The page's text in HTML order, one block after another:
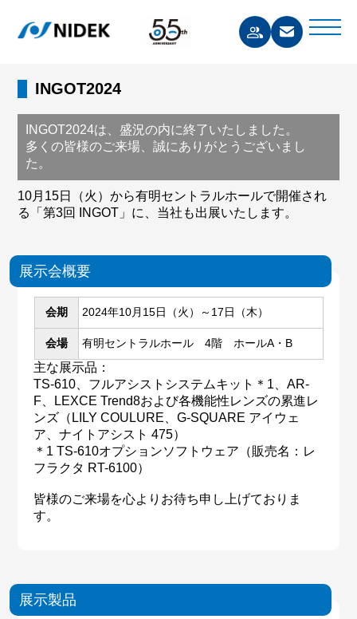
INGOT2024
INGOT2024は、盛況の内に終了いたしました。
多くの皆様のご来場、誠にありがとうございまし
た。
10月15日（火）から有明セントラルホールで開催され
る「第3回 INGOT」に、当社も出展いたします。
展示会概要
会期 2024年10月15日（火）～17日（木）
会場 有明セントラルホール 4階 ホールA・B
主な展示品：
TS-610、フルアシストシステムキット＊1、AR-
F、LEXCE Trend8および各機能性レンズの累進レ
ンズ（LILY COULURE、G-SQUARE アイウェ
ア、ナイトアシスト 475）
＊1 TS-610オプションソフトウェア（販売名：レ
フラクタ RT-6100）
皆様のご来場を心よりお待ち申し上げておりま
す。
展示製品